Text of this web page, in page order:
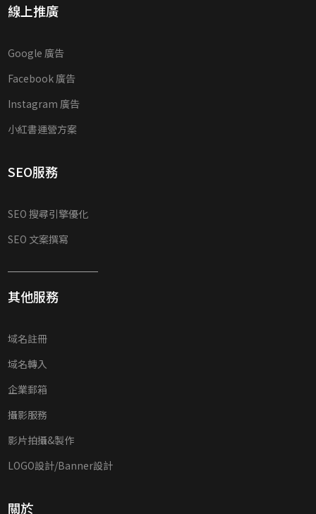
線上推廣
Google 廣告
Facebook 廣告
Instagram 廣告
小紅書運營方案
SEO服務
SEO 搜尋引擎優化
SEO 文案撰寫
其他服務
域名註冊
域名轉入
企業郵箱
攝影服務
影片拍攝&製作
LOGO設計/Banner設計
關於